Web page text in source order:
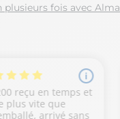
plusieurs fois avec Alma